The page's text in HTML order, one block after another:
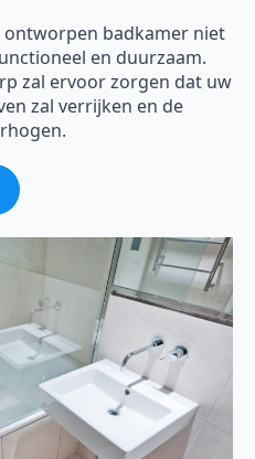
badkamer niet
en duurzaam.
zal ervoor zorgen dat uw
zal verrijken en de